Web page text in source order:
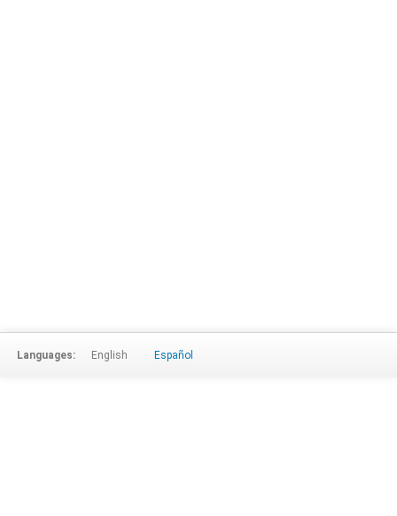
Languages: English Español